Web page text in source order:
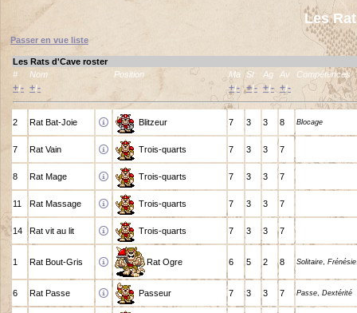
Les
Passer en vue liste
Les Rats d'Cave roster
#
Nom Position Ma St Ag Av Compétences
+/- +/- +/- +/- +/- +/-
2 Rat Bat-Joie Blitzeur 7 3 3 8 Blocage
7 Rat Vain Trois-quarts 7 3 3 7
8 Rat Mage Trois-quarts 7 3 3 7
11 Rat Massage Trois-quarts 7 3 3 7
14 Rat vit au lit Trois-quarts 7 3 3 7
1 Rat Bout-Gris Rat Ogre 6 5 2 8 Solitaire, Frénésie
6 Rat Passe Passeur 7 3 3 7 Passe, Dextérité